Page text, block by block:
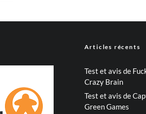
Articles récents
Test et avis de
Crazy Brain
Test et avis de
Green Games